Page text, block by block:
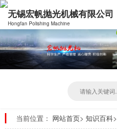
无锡宏帆抛光机械有限公司
Hongfan Polishing Machine
当前位置： 网站首页> 知识百科>